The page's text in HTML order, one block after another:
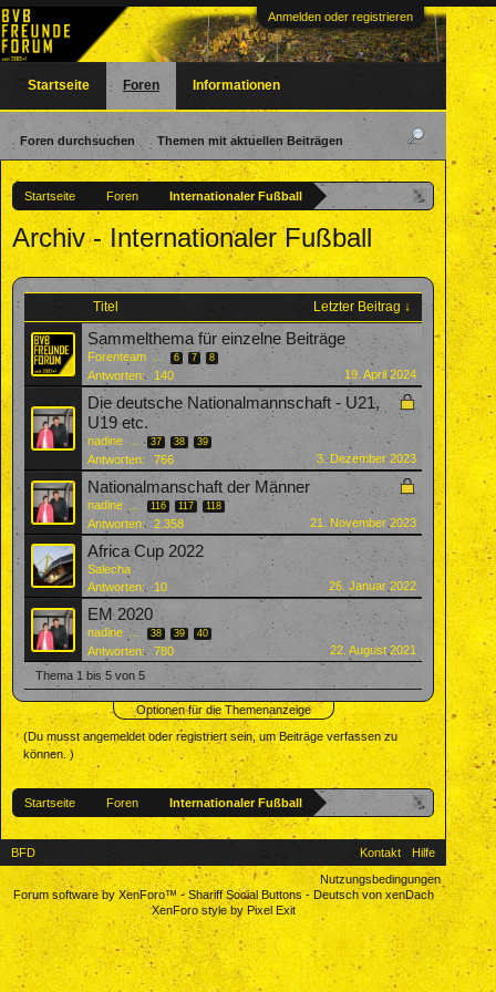
Anmelden oder registrieren
Startseite Foren Internationaler Fußball
Archiv - Internationaler Fußball
Titel Letzter Beitrag ↓
Sammelthema für einzelne Beiträge
Forenteam ... 6 7 8
Antworten: 140 19. April 2024
Die deutsche Nationalmannschaft - U21,
U19 etc.
nadine ... 37 38 39
Antworten: 766 3. Dezember 2023
Nationalmanschaft der Männer
nadine ... 116 117 118
Antworten: 2.358 21. November 2023
Africa Cup 2022
Salecha
Antworten:
10 26. Januar 2022
EM 2020
nadine ... 38 39 40
Antworten: 780
22. August 2021
Thema 1 bis 5 von 5
Optionen für die Themenanzeige
(Du musst angemeldet oder registriert sein, um Beiträge verfassen zu
können. )
Startseite Foren Internationaler Fußball
Startseite Foren
Foren durchsuchen Themen mit aktuellen Beiträgen
Informationen
BFD Kontakt
Hilfe
Nutzungsbedingungen
Forum software by XenForo™-Shariff Social Buttons- Deutsch von xenDach
XenForo style by Pixel Exit